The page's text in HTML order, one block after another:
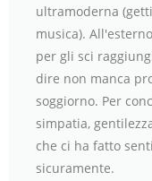
ultramoderna
musica).
per gli sci
dire non manca
soggiorno. Per
simpatia,
che ci ha fatto
sicuramente.